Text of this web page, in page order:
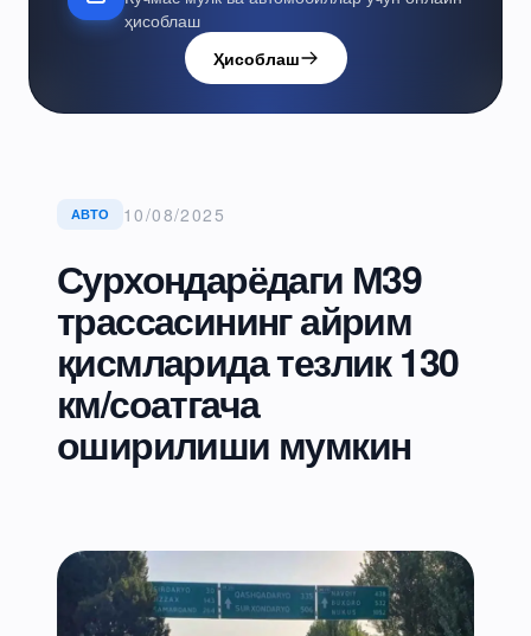
ҳисоблаш
Ҳисоблаш
АВТО 10/08/2025
Сурхондарёдаги М39
трассасининг айрим
қисмларида тезлик 130
км/соатгача
оширилиши мумкин